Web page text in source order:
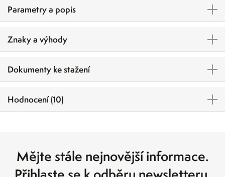
Parametry a popis
Znaky a výhody
Dokumenty ke stažení
Hodnocení (10)
Mějte stále nejnovější informace.